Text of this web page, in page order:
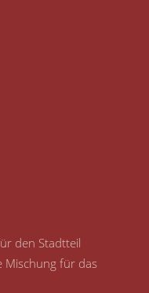
den Stadtteil
Mischung für das